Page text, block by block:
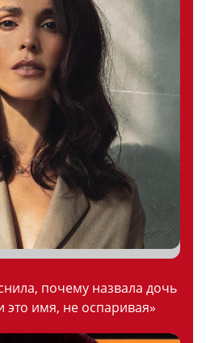
почему назвала дочь
имя, не оспаривая»